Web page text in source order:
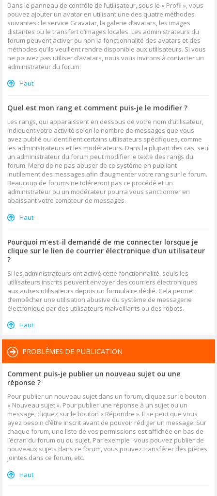
Dans le panneau de contrôle de l’utilisateur, sous le « Profil », vous
pouvez ajouter un avatar en utilisant une des quatre méthodes
suivantes : le service Gravatar, la galerie d’avatars, les images
distantes ou le transfert d’images locales. Les administrateurs du
forum peuvent activer ou non la fonctionnalité des avatars et des
méthodes qu’ils veuillent rendre disponible aux utilisateurs. Si vous
ne pouvez pas utiliser d’avatars, nous vous invitons à contacter un
administrateur du forum.
Haut
Quel est mon rang et comment puis-je le modifier ?
Les rangs, qui apparaissent en dessous de votre nom d’utilisateur,
indiquent votre activité selon le nombre de messages que vous
avez publié ou identifient certains utilisateurs spécifiques, comme
les administrateurs et les modérateurs. Dans la plupart des cas, seul
un administrateur du forum peut modifier le texte des rangs du
forum. Merci de ne pas abuser de ce système en publiant
inutilement des messages afin d’augmenter votre rang sur le forum.
Beaucoup de forums ne toléreront pas ce procédé et un
administrateur ou un modérateur pourra vous sanctionner en
abaissant votre compteur de messages.
Haut
Pourquoi m’est-il demandé de me connecter lorsque je
clique sur le lien de courrier électronique d’un utilisateur
?
Si les administrateurs ont activé cette fonctionnalité, seuls les
utilisateurs inscrits peuvent envoyer des courriers électroniques
aux autres utilisateurs depuis un formulaire dédié. Cela permet
d’empêcher une utilisation abusive du système de messagerie
électronique par des utilisateurs malveillants ou des robots.
Haut
PROBLÈMES DE PUBLICATION
Comment puis-je publier un nouveau sujet ou une
réponse ?
Pour publier un nouveau sujet dans un forum, cliquez sur le bouton
« Nouveau sujet ». Pour publier une réponse à un sujet ou un
message, cliquez sur le bouton « Répondre ». Il se peut que vous
ayez besoin d’être inscrit avant de pouvoir rédiger un message. Sur
chaque forum, une liste de vos permissions est affichée en bas de
l’écran du forum ou du sujet. Par exemple : vous pouvez publier de
nouveaux sujets dans ce forum, vous pouvez transférer des pièces
jointes dans ce forum, etc.
Haut